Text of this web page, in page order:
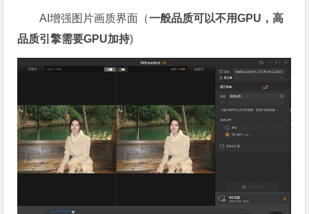
AI增强图片画质界面（一般品质可以不用GPU，高
品质引擎需要GPU加持)